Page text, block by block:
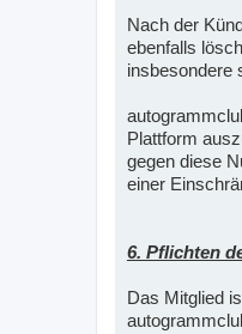
Nach der
ebenfalls
insbesondere
Plattform
gegen diese
einer
6. Pflichten
Das Mitglied